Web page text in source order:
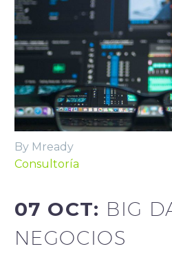
By Mready
Consultoría
07 OCT: BIG
NEGOCIOS